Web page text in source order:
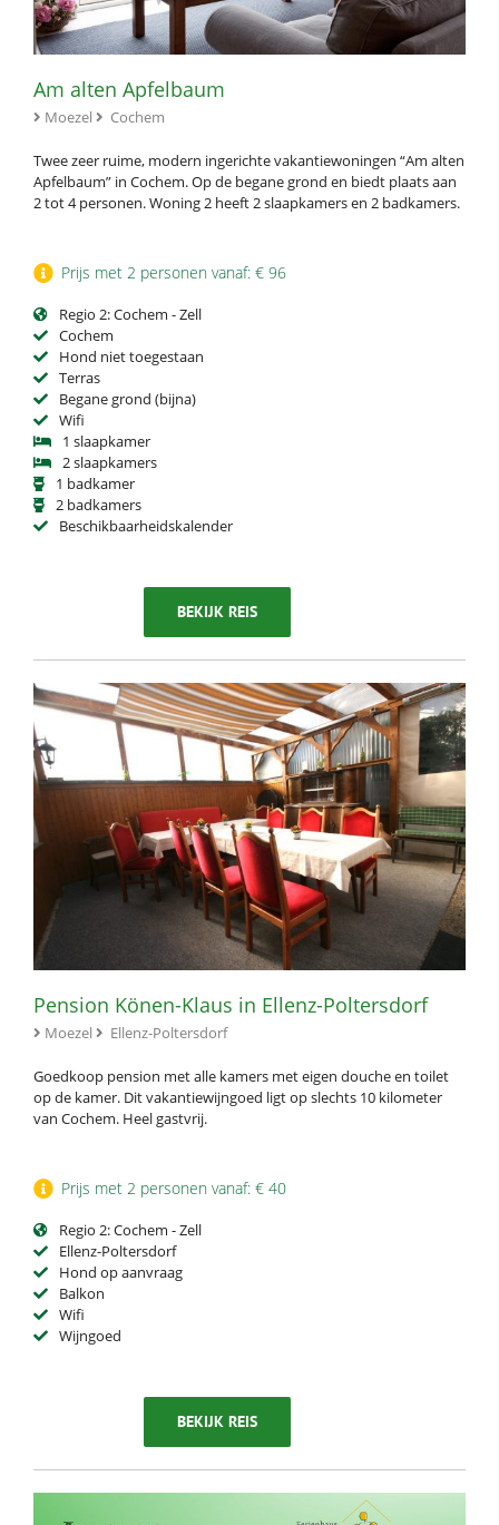
Am alten Apfelbaum
Moezel Cochem
Twee zeer ruime, modern ingerichte vakantiewoningen “Am alten
Apfelbaum” in Cochem. Op de begane grond en biedt plaats aan
2 tot 4 personen. Woning 2 heeft 2 slaapkamers en 2 badkamers.
Prijs met 2 personen vanaf: € 96
Regio 2: Cochem - Zell
Cochem
Hond niet toegestaan
Terras
Begane grond (bijna)
Wifi
1 slaapkamer
2 slaapkamers
1 badkamer
2 badkamers
Beschikbaarheidskalender
BEKIJK REIS
Pension Könen-Klaus in Ellenz-Poltersdorf
Moezel Ellenz-Poltersdorf
Goedkoop pension met alle kamers met eigen douche en toilet
op de kamer. Dit vakantiewijngoed ligt op slechts 10 kilometer
van Cochem. Heel gastvrij.
Prijs met 2 personen vanaf: € 40
Regio 2: Cochem - Zell
Ellenz-Poltersdorf
Hond op aanvraag
Balkon
Wifi
Wijngoed
BEKIJK REIS